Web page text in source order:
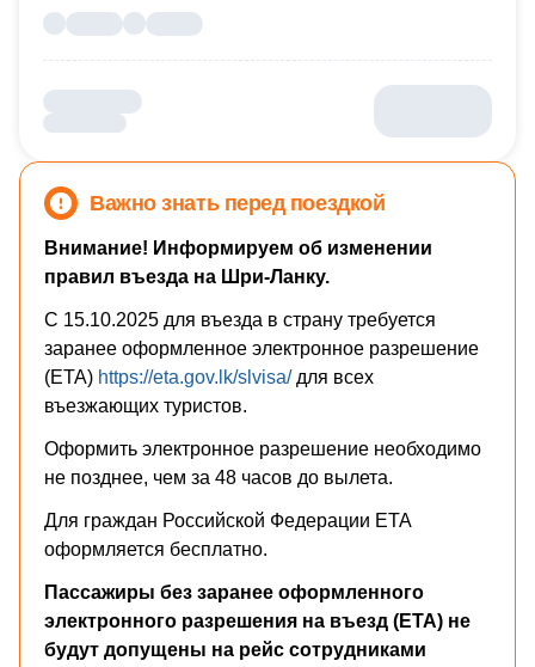
Важно знать перед поездкой
Внимание! Информируем об изменении
правил въезда на Шри-Ланку.
С 15.10.2025 для въезда в страну требуется
заранее оформленное электронное разрешение
(ETA) https://eta.gov.lk/slvisa/для всех
въезжающих туристов.
Оформить электронное разрешение необходимо
не позднее, чем за 48 часов до вылета.
Для граждан Российской Федерации ETA
оформляется бесплатно.
Пассажиры без заранее оформленного
электронного разрешения на въезд (ETA) не
будут допущены на рейс сотрудниками